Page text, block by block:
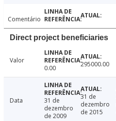
Comentário
Direct project beneficiaries
Valor
0.00
295000.00
Data
31 de
dezembro
de 2009
31 de
dezembro
de 2015